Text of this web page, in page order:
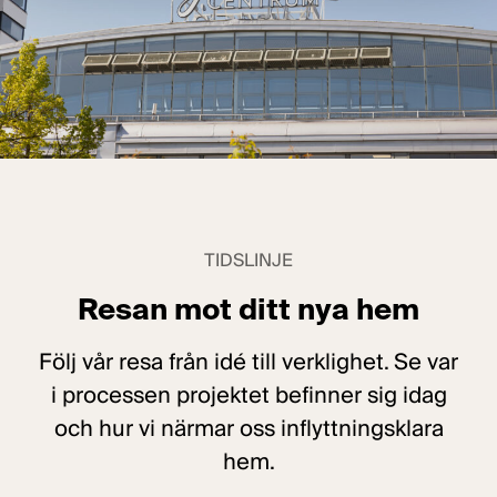
TIDSLINJE
Resan mot ditt nya hem
Följ vår resa från idé till verklighet. Se var
i processen projektet befinner sig idag
och hur vi närmar oss inflyttningsklara
hem.